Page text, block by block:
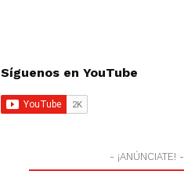
Síguenos en YouTube
- ¡ANÚNCIATE! -